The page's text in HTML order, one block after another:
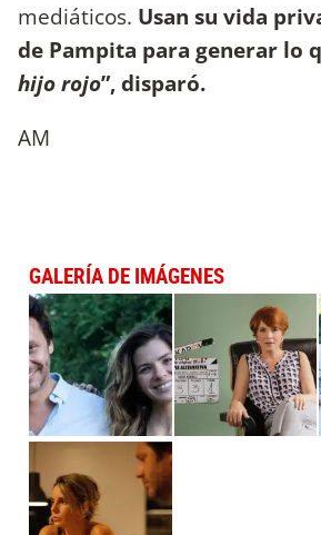
mediáticos. Usan su vida
de Pampita para generar lo
hijo rojo”, disparó.
AM
GALERÍA DE IMÁGENES